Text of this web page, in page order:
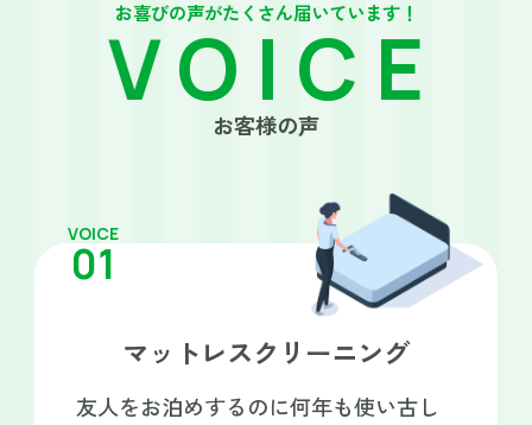
お喜びの声がたくさん届いています！
VOICE
お客様の声
VOICE
01
マットレスクリーニング
友人をお泊めするのに何年も使い古し